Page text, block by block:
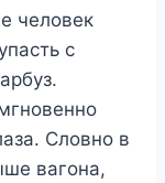
человек
с
Словно в
вагона,